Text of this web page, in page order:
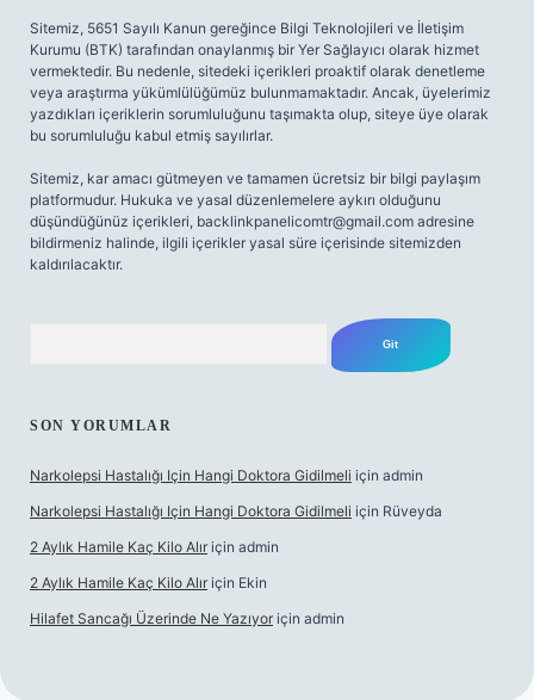
Sitemiz, 5651 Sayılı Kanun gereğince Bilgi Teknolojileri ve İletişim
Kurumu (BTK) tarafından onaylanmış bir Yer Sağlayıcı olarak hizmet
vermektedir. Bu nedenle, sitedeki içerikleri proaktif olarak denetleme
veya araştırma yükümlülüğümüz bulunmamaktadır. Ancak, üyelerimiz
yazdıkları içeriklerin sorumluluğunu taşımakta olup, siteye üye olarak
bu sorumluluğu kabul etmiş sayılırlar.
Sitemiz, kar amacı gütmeyen ve tamamen ücretsiz bir bilgi paylaşım
platformudur. Hukuka ve yasal düzenlemelere aykırı olduğunu
düşündüğünüz içerikleri, backlinkpanelicomtr@gmail.com adresine
bildirmeniz halinde, ilgili içerikler yasal süre içerisinde sitemizden
kaldırılacaktır.
SON YORUMLAR
Narkolepsi Hastalığı Için Hangi Doktora Gidilmeli için admin
Narkolepsi Hastalığı Için Hangi Doktora Gidilmeli için Rüveyda
2 Aylık Hamile Kaç Kilo Alır için admin
2 Aylık Hamile Kaç Kilo Alır için Ekin
Hilafet Sancağı Üzerinde Ne Yazıyor için admin